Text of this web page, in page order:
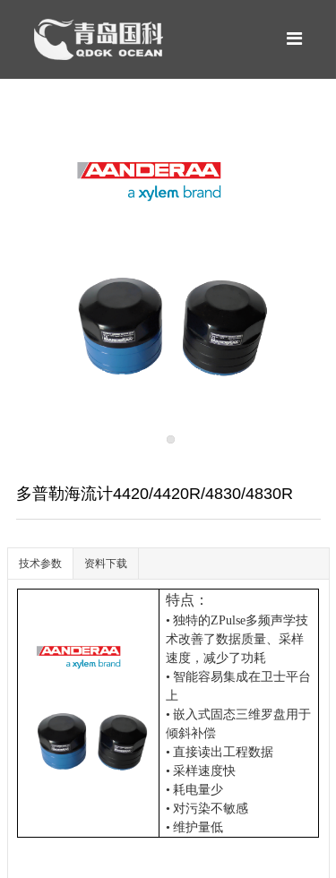
网站
多普勒海流计4420/4420R/4830/4830R
技术参数 资料下载
特点：
• 独特的ZPulse多频声学技
术改善了数据质量、采样
速度，减少了功耗
• 智能容易集成在卫士平台
上
• 嵌入式固态三维罗盘用于
倾斜补偿
• 直接读出工程数据
• 采样速度快
• 耗电量少
• 对污染不敏感
• 维护量低